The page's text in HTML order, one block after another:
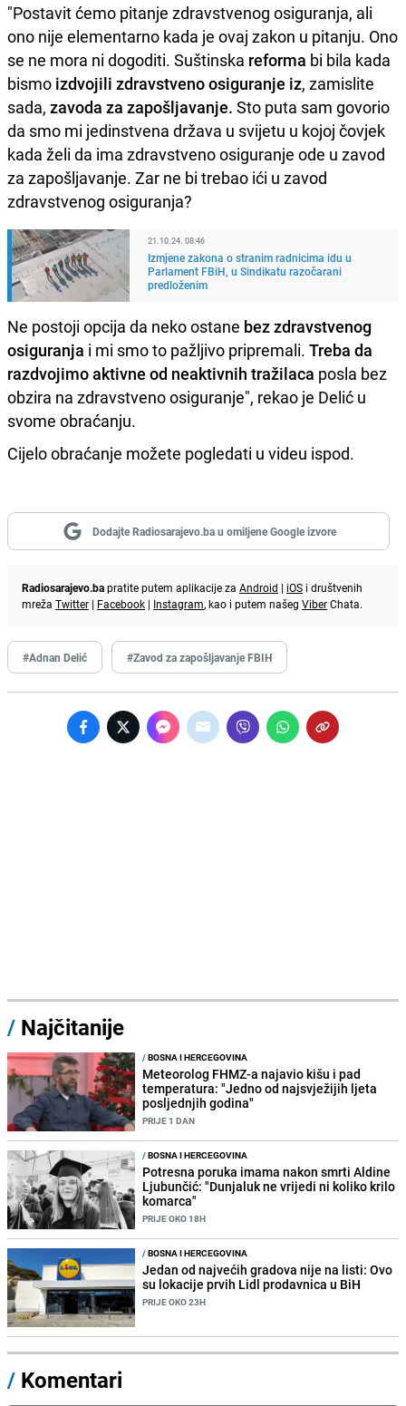
"Postavit ćemo pitanje zdravstvenog osiguranja, ali
ono nije elementarno kada je ovaj zakon u pitanju. Ono
se ne mora ni dogoditi. Suštinska reforma bi bila kada
bismo izdvojili zdravstveno osiguranje iz, zamislite
sada, zavoda za zapošljavanje. Sto puta sam govorio
da smo mi jedinstvena država u svijetu u kojoj čovjek
kada želi da ima zdravstveno osiguranje ode u zavod
za zapošljavanje. Zar ne bi trebao ići u zavod
zdravstvenog osiguranja?
21.10.24. 08:46
Izmjene zakona o stranim radnicima idu u
Parlament FBiH, u Sindikatu razočarani
predloženim
Ne postoji opcija da neko ostane bez zdravstvenog
osiguranja i mi smo to pažljivo pripremali. Treba da
razdvojimo aktivne od neaktivnih tražilaca posla bez
obzira na zdravstveno osiguranje", rekao je Delić u
svome obraćanju.
Cijelo obraćanje možete pogledati u videu ispod.
Dodajte Radiosarajevo.ba u omiljene Google izvore
Radiosarajevo.bapratite putem aplikacije za Android | iOS i društvenih
mreža Twitter | Facebook | Instagram, kao i putem našeg ViberChata.
#Adnan Delić #Zavod za zapošljavanje FBIH
/ Najčitanije
/BOSNA I HERCEGOVINA
Meteorolog FHMZ-a najavio kišu i pad
temperatura: "Jedno od najsvježijih ljeta
posljednjih godina"
PRIJE 1 DAN
/BOSNA I HERCEGOVINA
Potresna poruka imama nakon smrti Aldine
Ljubunčić: "Dunjaluk ne vrijedi ni koliko krilo
komarca"
PRIJE OKO 18H
/BOSNA I HERCEGOVINA
Jedan od najvećih gradova nije na listi: Ovo
su lokacije prvih Lidl prodavnica u BiH
PRIJE OKO 23H
/ Komentari